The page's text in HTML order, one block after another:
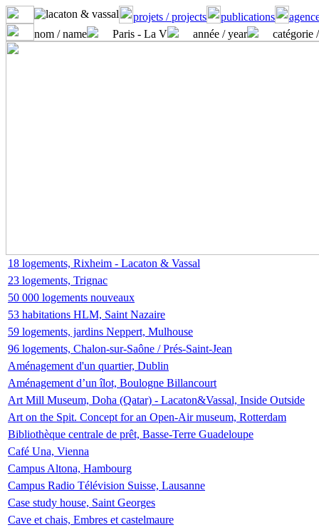
projets / projects publications
nom / name
Paris - La V année / year catégorie
18 logements, Rixheim - Lacaton & Vassal
23 logements, Trignac
50 000 logements nouveaux
53 habitations HLM, Saint Nazaire
59 logements, jardins Neppert, Mulhouse
96 logements, Chalon-sur-Saône / Prés-Saint-Jean
Aménagement d'un quartier, Dublin
Aménagement d’un îlot, Boulogne Billancourt
Art Mill Museum, Doha (Qatar) - Lacaton&Vassal, Inside Outside
Art on the Spit. Concept for an Open-Air museum, Rotterdam
Bibliothèque centrale de prêt, Basse-Terre Guadeloupe
Café Una, Vienna
Campus Altona, Hambourg
Campus Radio Télévision Suisse, Lausanne
Case study house, Saint Georges
Cave et chais, Embres et castelmaure